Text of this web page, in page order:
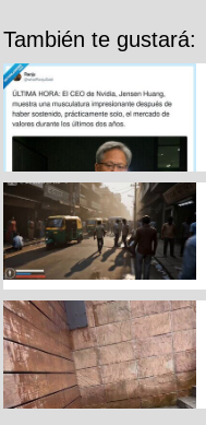
También te gustará: